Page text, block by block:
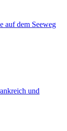
auf dem Seeweg
und